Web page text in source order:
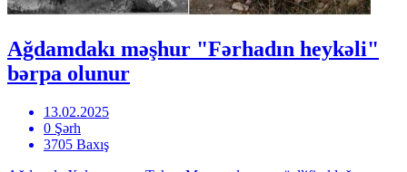
Ağdamdakı məşhur "Fərhadın heykəli"
bərpa olunur
13.02.2025
0 Şərh
3705 Baxış